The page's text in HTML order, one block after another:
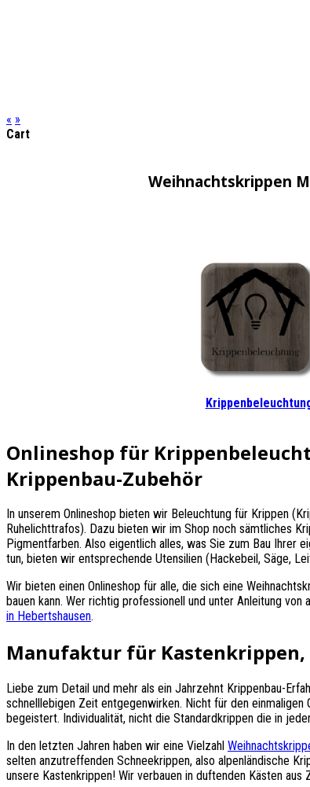
« »
Cart
Weihnachtskrippen
Onlineshop für
Krippenbau-Zubehör
In unserem Onlineshop bieten wir Beleuchtung für Krippen
Ruhelichttrafos). Dazu bieten wir im Shop noch sämtliches
Pigmentfarben. Also eigentlich alles, was Sie zum Bau Ihrer
tun, bieten wir entsprechende Utensilien (Hackebeil, Säge,
Wir bieten einen Onlineshop für alle, die sich eine
bauen kann. Wer richtig professionell und unter Anleitung
in Hebertshausen.
Manufaktur für
Liebe zum Detail und mehr als ein Jahrzehnt Krippenbau-
schnelllebigen Zeit entgegenwirken. Nicht für den
begeistert. Individualität, nicht die Standardkrippen die in
In den letzten Jahren haben wir eine Vielzahl
selten anzutreffenden Schneekrippen, also alpenländische
unsere Kastenkrippen! Wir verbauen in duftenden Kästen